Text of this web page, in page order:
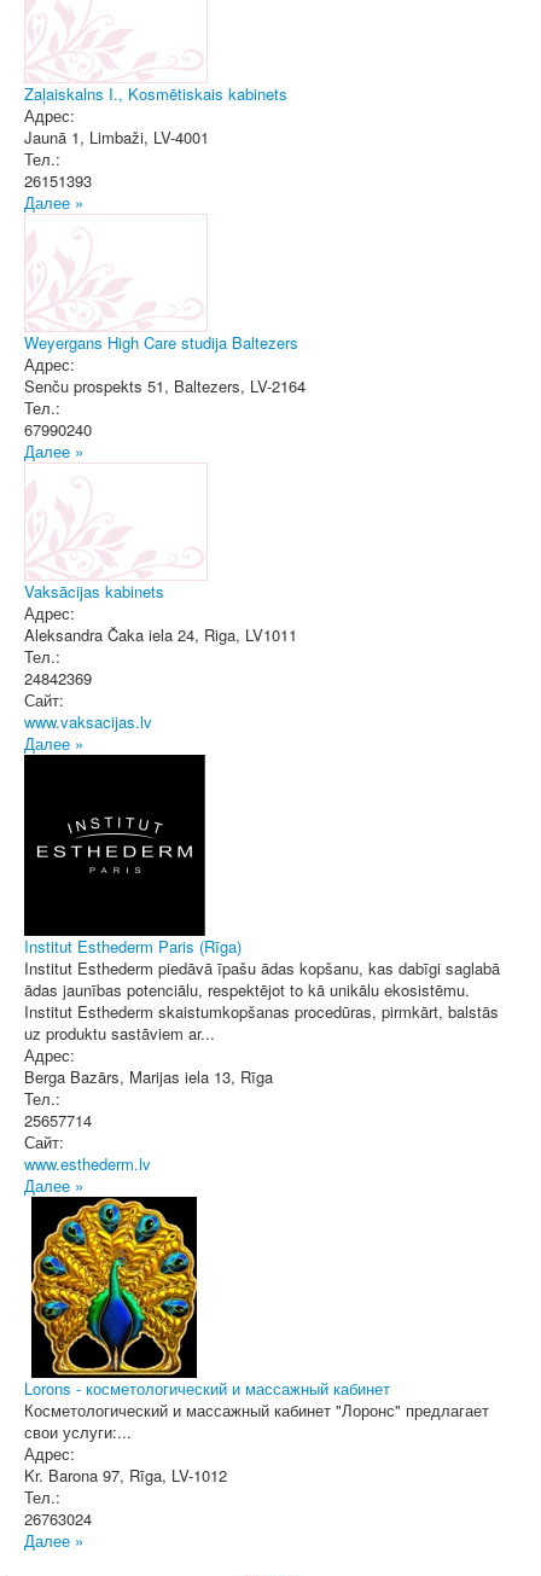
Zaļaiskalns I., Kosmētiskais kabinets
Адрес:
Jaunā 1, Limbaži, LV-4001
Тел.:
26151393
Далее »
Weyergans High Care studija Baltezers
Адрес:
Senču prospekts 51, Baltezers, LV-2164
Тел.:
67990240
Далее »
Vaksācijas kabinets
Адрес:
Aleksandra Čaka iela 24, Riga, LV1011
Тел.:
24842369
Сайт:
www.vaksacijas.lv
Далее »
Institut Esthederm Paris (Rīga)
Institut Esthederm piedāvā īpašu ādas kopšanu, kas dabīgi saglabā
ādas jaunības potenciālu, respektējot to kā unikālu ekosistēmu.
Institut Esthederm skaistumkopšanas procedūras, pirmkārt, balstās
uz produktu sastāviem ar...
Адрес:
Berga Bazārs, Marijas iela 13, Rīga
Тел.:
25657714
Сайт:
www.esthederm.lv
Далее »
Lorons - косметологический и массажный кабинет
Косметологический и массажный кабинет "Лоронс" предлагает
свои услуги:...
Адрес:
Kr. Barona 97, Rīga, LV-1012
Тел.:
26763024
Далее »